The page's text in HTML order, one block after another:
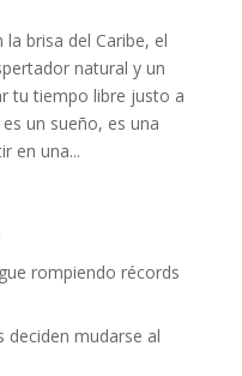
brisa del Caribe, el
natural y un
tu tiempo libre justo a
un sueño, es una
en una...
rompiendo récords
deciden mudarse al